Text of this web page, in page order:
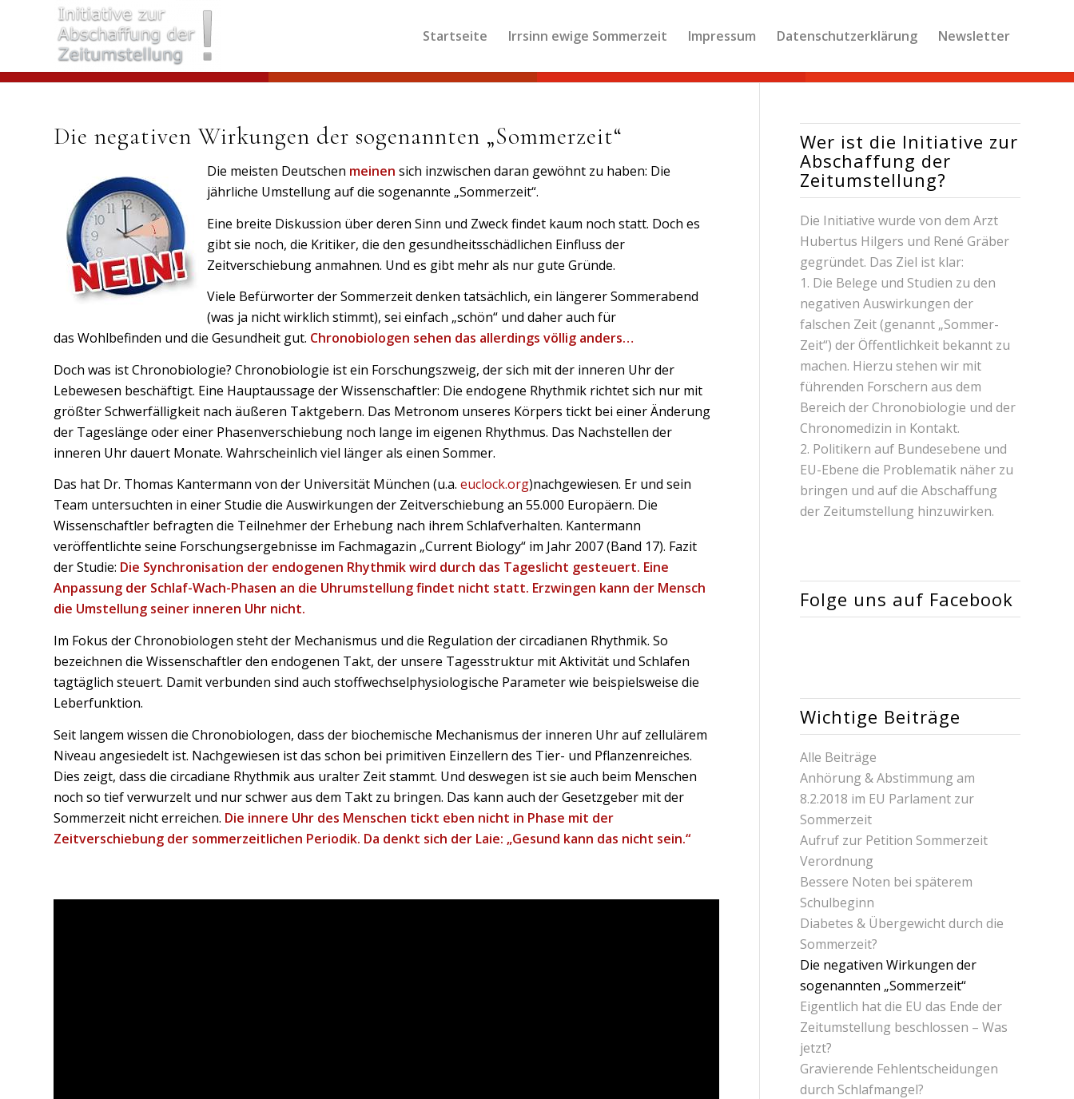
Startseite Irrsinn ewige Sommerzeit Impressum Datenschutzerklärung Newsletter
Die negativen Wirkungen der sogenannten „Sommerzeit“
Die meisten Deutschen meinen sich inzwischen daran gewöhnt zu haben: Die
jährliche Umstellung auf die sogenannte „Sommerzeit“.
Eine breite Diskussion über deren Sinn und Zweck findet kaum noch statt. Doch es
gibt sie noch, die Kritiker, die den gesundheitsschädlichen Einfluss der
Zeitverschiebung anmahnen. Und es gibt mehr als nur gute Gründe.
Viele Befürworter der Sommerzeit denken tatsächlich, ein längerer Sommerabend
(was ja nicht wirklich stimmt), sei einfach „schön“ und daher auch für
das Wohlbefinden und die Gesundheit gut. Chronobiologen sehen das allerdings völlig anders…
Doch was ist Chronobiologie? Chronobiologie ist ein Forschungszweig, der sich mit der inneren Uhr der
Lebewesen beschäftigt. Eine Hauptaussage der Wissenschaftler: Die endogene Rhythmik richtet sich nur mit
größter Schwerfälligkeit nach äußeren Taktgebern. Das Metronom unseres Körpers tickt bei einer Änderung
der Tageslänge oder einer Phasenverschiebung noch lange im eigenen Rhythmus. Das Nachstellen der
inneren Uhr dauert Monate. Wahrscheinlich viel länger als einen Sommer.
Das hat Dr. Thomas Kantermann von der Universität München (u.a. euclock.org)nachgewiesen. Er und sein
Team untersuchten in einer Studie die Auswirkungen der Zeitverschiebung an 55.000 Europäern. Die
Wissenschaftler befragten die Teilnehmer der Erhebung nach ihrem Schlafverhalten. Kantermann
veröffentlichte seine Forschungsergebnisse im Fachmagazin „Current Biology“ im Jahr 2007 (Band 17). Fazit
der Studie: Die Synchronisation der endogenen Rhythmik wird durch das Tageslicht gesteuert. Eine
Anpassung der Schlaf-Wach-Phasen an die Uhrumstellung findet nicht statt. Erzwingen kann der Mensch
die Umstellung seiner inneren Uhr nicht.
Im Fokus der Chronobiologen steht der Mechanismus und die Regulation der circadianen Rhythmik. So
bezeichnen die Wissenschaftler den endogenen Takt, der unsere Tagesstruktur mit Aktivität und Schlafen
tagtäglich steuert. Damit verbunden sind auch stoffwechselphysiologische Parameter wie beispielsweise die
Leberfunktion.
Seit langem wissen die Chronobiologen, dass der biochemische Mechanismus der inneren Uhr auf zellulärem
Niveau angesiedelt ist. Nachgewiesen ist das schon bei primitiven Einzellern des Tier- und Pflanzenreiches.
Dies zeigt, dass die circadiane Rhythmik aus uralter Zeit stammt. Und deswegen ist sie auch beim Menschen
noch so tief verwurzelt und nur schwer aus dem Takt zu bringen. Das kann auch der Gesetzgeber mit der
Sommerzeit nicht erreichen. Die innere Uhr des Menschen tickt eben nicht in Phase mit der
Zeitverschiebung der sommerzeitlichen Periodik. Da denkt sich der Laie: „Gesund kann das nicht sein.“
Wer ist die Initiative zur
Abschaffung der
Zeitumstellung?
Die Initiative wurde von dem Arzt
Hubertus Hilgers und René Gräber
gegründet. Das Ziel ist klar:
1. Die Belege und Studien zu den
negativen Auswirkungen der
falschen Zeit (genannt „Sommer-
Zeit“) der Öffentlichkeit bekannt zu
machen. Hierzu stehen wir mit
führenden Forschern aus dem
Bereich der Chronobiologie und der
Chronomedizin in Kontakt.
2. Politikern auf Bundesebene und
EU-Ebene die Problematik näher zu
bringen und auf die Abschaffung
der Zeitumstellung hinzuwirken.
Folge uns auf Facebook
Wichtige Beiträge
Alle Beiträge
Anhörung & Abstimmung am
8.2.2018 im EU Parlament zur
Sommerzeit
Aufruf zur Petition Sommerzeit
Verordnung
Bessere Noten bei späterem
Schulbeginn
Diabetes & Übergewicht durch die
Sommerzeit?
Die negativen Wirkungen der
sogenannten „Sommerzeit“
Eigentlich hat die EU das Ende der
Zeitumstellung beschlossen – Was
jetzt?
Gravierende Fehlentscheidungen
durch Schlafmangel?